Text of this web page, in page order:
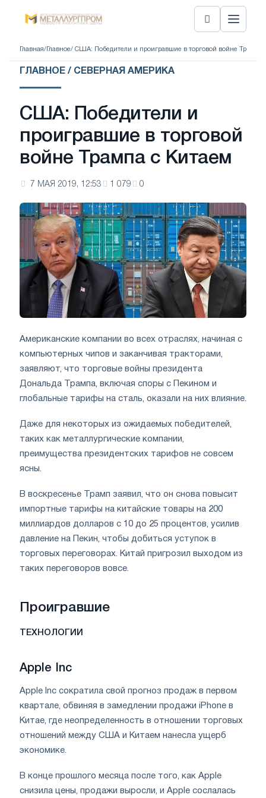
Главная/ Главное/ США: Победители и проигравшие в торговой войне Трампа
ГЛАВНОЕ / СЕВЕРНАЯ АМЕРИКА
США: Победители и
проигравшие в торговой
войне Трампа с Китаем
7 МАЯ 2019, 12:53 1 079 0
Американские компании во всех отраслях, начиная с
компьютерных чипов и заканчивая тракторами,
заявляют, что торговые войны президента
Дональда Трампа, включая споры с Пекином и
глобальные тарифы на сталь, оказали на них влияние.
Даже для некоторых из ожидаемых победителей,
таких как металлургические компании,
преимущества президентских тарифов не совсем
ясны.
В воскресенье Трамп заявил, что он снова повысит
импортные тарифы на китайские товары на 200
миллиардов долларов с 10 до 25 процентов, усилив
давление на Пекин, чтобы добиться уступок в
торговых переговорах. Китай пригрозил выходом из
таких переговоров вовсе.
Проигравшие
ТЕХНОЛОГИИ
Apple Inc
Apple Inc сократила свой прогноз продаж в первом
квартале, обвиняя в замедлении продажи iPhone в
Китае, где неопределенность в отношении торговых
отношений между США и Китаем нанесла ущерб
экономике.
В конце прошлого месяца после того, как Apple
снизила цены, продажи выросли, и Apple сослалась